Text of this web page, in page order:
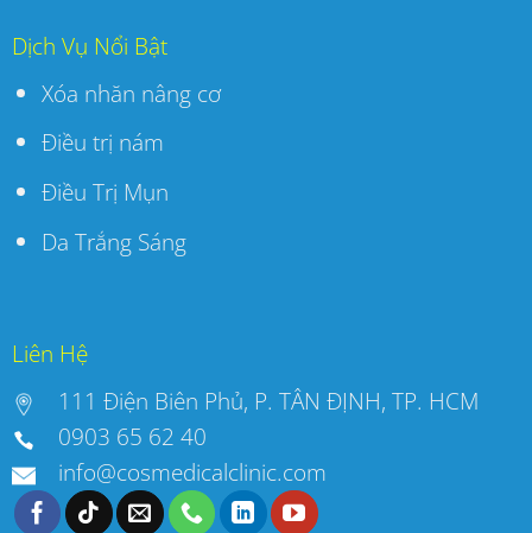
Dịch Vụ Nổi Bật
Xóa nhăn nâng cơ
Điều trị nám
Điều Trị Mụn
Da Trắng Sáng
Liên Hệ
111 Điện Biên Phủ, P. TÂN ĐỊNH, TP. HCM
0903 65 62 40
info@cosmedicalclinic.com